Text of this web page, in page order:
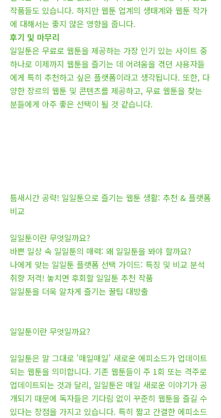
작품들도 있습니다. 하지만 웹툰 업계의 생태계와 웹툰 작가
에 대해서는 좋지 않은 영향을 줍니다.
후기 및 마무리
일일툰은 무료로 웹툰을 제공하는 가장 인기 있는 사이트 중
하나로 이제까지 웹툰을 즐기는 데 어려움을 겪던 사용자들
에게 특히 추천하고 싶은 플랫폼이라고 생각됩니다. 또한, 다
양한 장르의 웹툰 및 콘텐츠를 제공하고, 무료 웹툰을 찾는
분들에게 아주 좋은 선택이 될 것 같습니다.
틈새시간 공략! 일일툰으로 즐기는 웹툰 생활: 추천 & 플랫폼
비교
일일툰이란 무엇일까요?
바쁜 일상 속 일일툰의 매력: 왜 일일툰을 봐야 할까요?
나에게 맞는 일일툰 플랫폼 선택 가이드: 특징 및 비교 분석
취향 저격! 놓치면 후회할 일일툰 추천 작품
일일툰을 더욱 알차게 즐기는 꿀팁 대방출
일일툰이란 무엇일까요?
일일툰은 말 그대로 '매일매일' 새로운 에피소드가 업데이트
되는 웹툰을 의미합니다. 기존 웹툰들이 주 1회 또는 격주로
업데이트되는 것과 달리, 일일툰은 매일 새로운 이야기가 공
개되기 때문에 독자들은 기다림 없이 꾸준히 웹툰을 즐길 수
있다는 장점을 가지고 있습니다. 특히 짧고 간결한 에피소드